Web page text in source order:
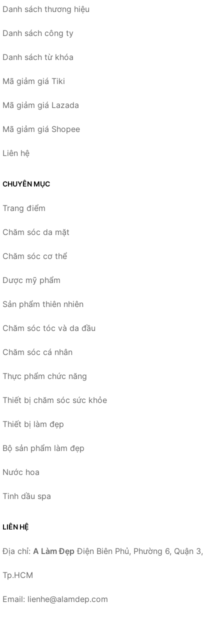
Danh sách thương hiệu
Danh sách công ty
Danh sách từ khóa
Mã giảm giá Tiki
Mã giảm giá Lazada
Mã giảm giá Shopee
Liên hệ
CHUYÊN MỤC
Trang điểm
Chăm sóc da mặt
Chăm sóc cơ thể
Dược mỹ phẩm
Sản phẩm thiên nhiên
Chăm sóc tóc và da đầu
Chăm sóc cá nhân
Thực phẩm chức năng
Thiết bị chăm sóc sức khỏe
Thiết bị làm đẹp
Bộ sản phẩm làm đẹp
Nước hoa
Tinh dầu spa
LIÊN HỆ
Địa chỉ: A Làm Đẹp Điện Biên Phủ, Phường 6, Quận 3,
Tp.HCM
Email: lienhe@alamdep.com